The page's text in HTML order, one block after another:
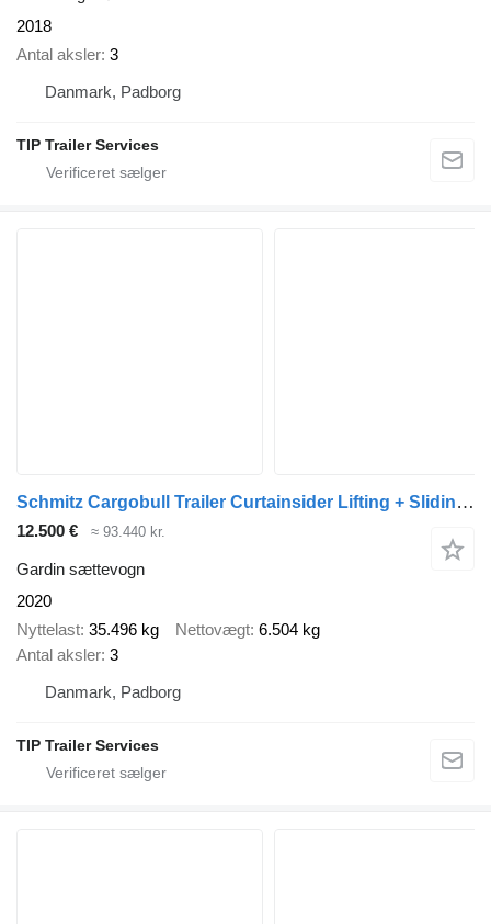
2018
Antal aksler 3
Danmark, Padborg
TIP Trailer Services
Schmitz Cargobull Trailer Curtainsider Lifting + Sliding Roof Straight
12.500 € ≈ 93.440 kr.
Gardin sættevogn
2020
Nyttelast 35.496 kg Nettovægt 6.504 kg
Antal aksler 3
Danmark, Padborg
TIP Trailer Services